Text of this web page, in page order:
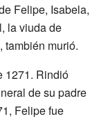
Felipe, Isabela,
la viuda de
, también murió.
1271. Rindió
de su padre
Felipe fue